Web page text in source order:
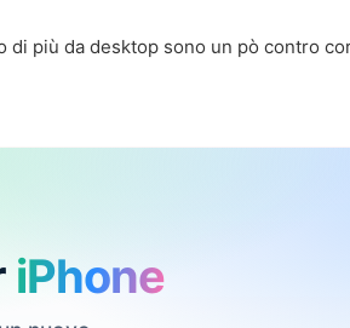
di più da desktop sono un pò contro
iPhone